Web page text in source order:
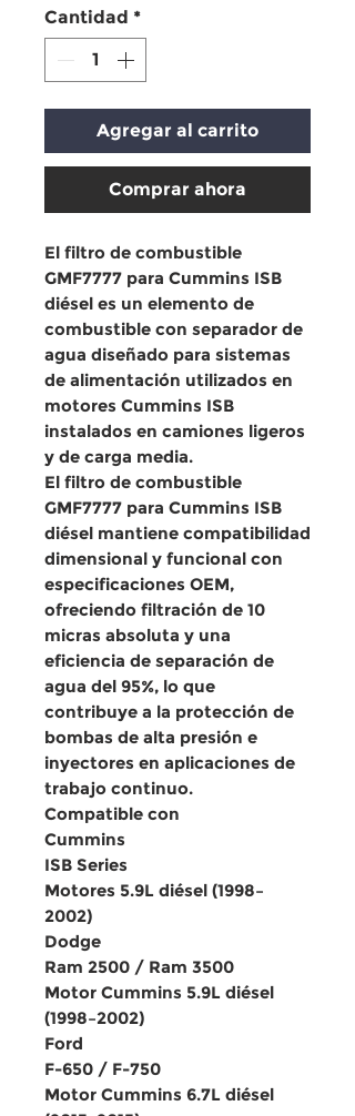
Cantidad *
Agregar al carrito
Comprar ahora
El filtro de combustible
GMF7777 para Cummins ISB
diésel es un elemento de
combustible con separador de
agua diseñado para sistemas
de alimentación utilizados en
motores Cummins ISB
instalados en camiones ligeros
y de carga media.
El filtro de combustible
GMF7777 para Cummins ISB
diésel mantiene compatibilidad
dimensional y funcional con
especificaciones OEM,
ofreciendo filtración de 10
micras absoluta y una
eficiencia de separación de
agua del 95%, lo que
contribuye a la protección de
bombas de alta presión e
inyectores en aplicaciones de
trabajo continuo.
Compatible con
Cummins
ISB Series
Motores 5.9L diésel (1998–
2002)
Dodge
Ram 2500 / Ram 3500
Motor Cummins 5.9L diésel
(1998–2002)
Ford
F-650 / F-750
Motor Cummins 6.7L diésel